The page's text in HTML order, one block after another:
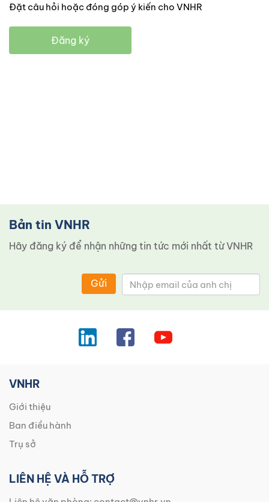
Đặt câu hỏi hoặc đóng góp ý kiến cho VNHR
Đăng ký
Bản tin VNHR
Hãy đăng ký để nhận những tin tức mới nhất từ ​​VNHR
Gửi
VNHR
Giới thiệu
Ban điều hành
Trụ sở
LIÊN HỆ VÀ HỖ TRỢ